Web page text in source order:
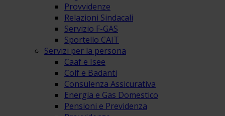
Provvidenze
Relazioni Sindacali
Servizio F-GAS
Sportello CAIT
Servizi per la persona
Caaf e Isee
Colf e Badanti
Consulenza Assicurativa
Energia e Gas Domestico
Pensioni e Previdenza